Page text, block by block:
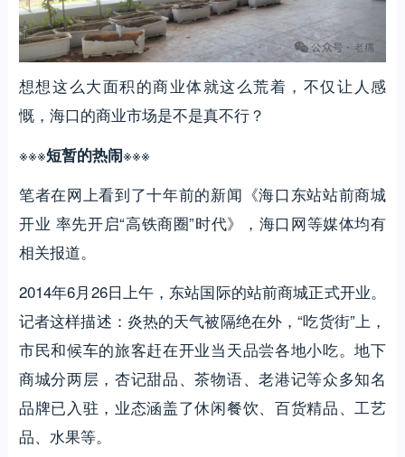
想想这么大面积的商业体就这么荒着，不仅让人感
慨，海口的商业市场是不是真不行？
※※※短暂的热闹※※※
笔者在网上看到了十年前的新闻《海口东站站前商城
开业 率先开启“高铁商圈”时代》，海口网等媒体均有
相关报道。
2014年6月26日上午，东站国际的站前商城正式开业。
记者这样描述：炎热的天气被隔绝在外，“吃货街”上，
市民和候车的旅客赶在开业当天品尝各地小吃。地下
商城分两层，杏记甜品、茶物语、老港记等众多知名
品牌已入驻，业态涵盖了休闲餐饮、百货精品、工艺
品、水果等。